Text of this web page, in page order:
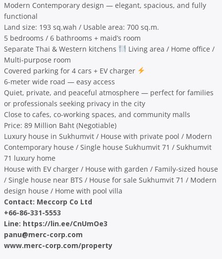
Modern Contemporary design — elegant, spacious, and fully
functional
Land size: 193 sq.wah / Usable area: 700 sq.m.
5 bedrooms / 6 bathrooms + maid’s room
Separate Thai & Western kitchens
Living area / Home office /
Multi-purpose room
Covered parking for 4 cars + EV charger
6-meter wide road — easy access
Quiet, private, and peaceful atmosphere — perfect for families
or professionals seeking privacy in the city
Close to cafes, co-working spaces, and community malls
Price: 89 Million Baht (Negotiable)
Luxury house in Sukhumvit / House with private pool / Modern
Contemporary house / Single house Sukhumvit 71 / Sukhumvit
71 luxury home
House with EV charger / House with garden / Family-sized house
/ Single house near BTS / House for sale Sukhumvit 71 / Modern
design house / Home with pool villa
Contact: Meccorp Co Ltd
+66-86-331-5553
Line: https://lin.ee/CnUmOe3
panu@merc-corp.com
www.merc-corp.com/property